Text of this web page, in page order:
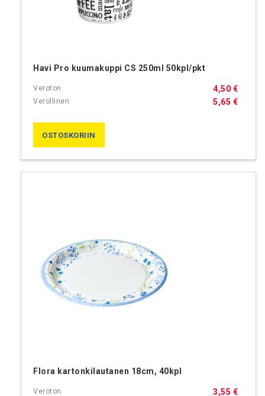
Havi Pro kuumakuppi CS 250ml 50kpl/pkt
5,65 €
4,50 €
OSTOSKORIIN
Flora kartonkilautanen 18cm, 40kpl
3,55 €